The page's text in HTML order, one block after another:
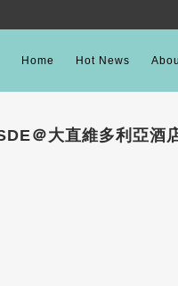
Home Hot News
＠大直維多利亞酒